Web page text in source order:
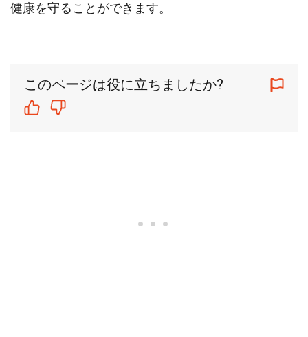
健康を守ることができます。
このページは役に立ちましたか?